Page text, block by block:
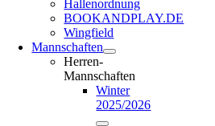
Hallenordnung
BOOKANDPLAY.DE
Wingfield
Mannschaften
Herren-
Mannschaften
Winter
2025/2026